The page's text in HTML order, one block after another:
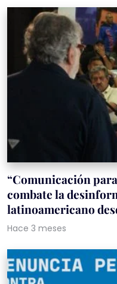
“Comunicación
combate la
latinoamericano
Hace 3 meses